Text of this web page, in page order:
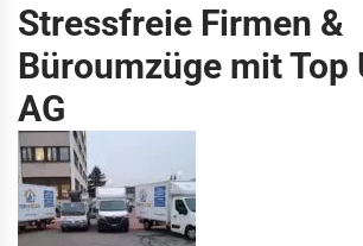
Stressfreie Firmen &
Büroumzüge mit Top
AG